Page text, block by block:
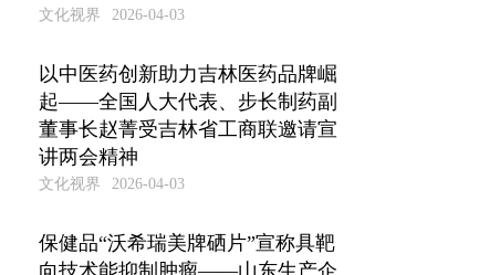
文化视界 2026-04-03
以中医药创新助力吉林医药品牌崛
起——全国人大代表、步长制药副
董事长赵菁受吉林省工商联邀请宣
讲两会精神
文化视界 2026-04-03
保健品“沃希瑞美牌硒片”宣称具靶
向技术能抑制肿瘤——山东生产企